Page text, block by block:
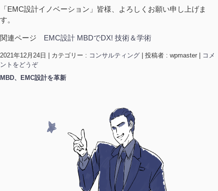
「EMC設計イノベーション」皆様、よろしくお願い申し上げま
す。
関連ページ EMC設計 MBDでDX! 技術＆学術
2021年12月24日 | カテゴリー : コンサルティング | 投稿者 : wpmaster | コメ
ントをどうぞ
MBD、EMC設計を革新